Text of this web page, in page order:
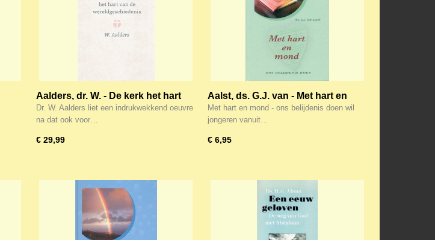
Aalders, dr. W. - De kerk het hart
van de wereldgeschiedenis
Dr. W. Aalders liet een indrukwekkend oeuvre
na dat ook voor…
€ 29,99
Aalst, ds. G.J. van - Met hart en
mond
Met hart en mond - ons belijdenis doen wil
jongeren vanuit…
€ 6,95